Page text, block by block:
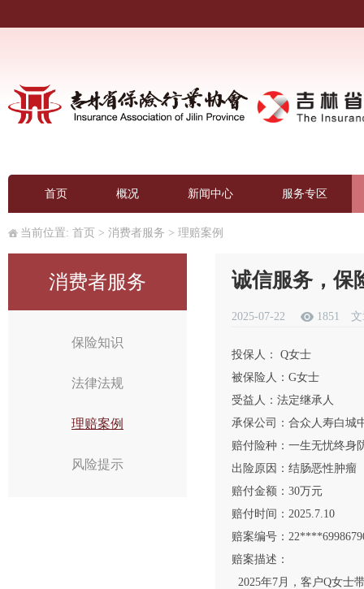
首页 概况 新闻中心 服务专区
当前位置: 首页 > 消费者服务 > 理赔案例
消费者服务
保险知识
法律法规
理赔案例
风险提示
诚信服务，保
2025-07-22 1851
投保人： Q女士
被保险人：G女士
受益人：法定继承人
承保公司：合众人寿白城
赔付险种：一生无忧终身
出险原因：结肠恶性肿瘤
赔付金额：30万元
赔付时间：2025.7.10
赔案编号：
赔案描述：
2025年7月，客户Q女士